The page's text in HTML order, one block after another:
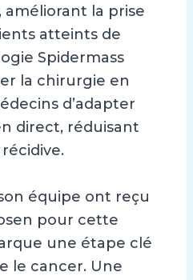
améliorant la prise
atteints de
Spidermass
la chirurgie en
d’adapter
direct, réduisant
équipe ont reçu
pour cette
une étape clé
le cancer. Une